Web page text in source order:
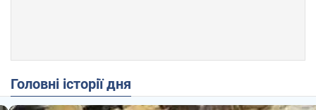
Головні історії дня